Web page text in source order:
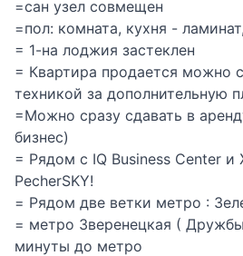
=сан узел совмещен
=пол: комната, кухня -
= 1-на лоджия застеклен
= Квартира продается можно
техникой за дополнительную
=Можно сразу сдавать в
бизнес)
= Рядом с IQ Business Center
PecherSKY!
= Рядом две ветки метро :
= метро Зверенецкая (
минуты до метро